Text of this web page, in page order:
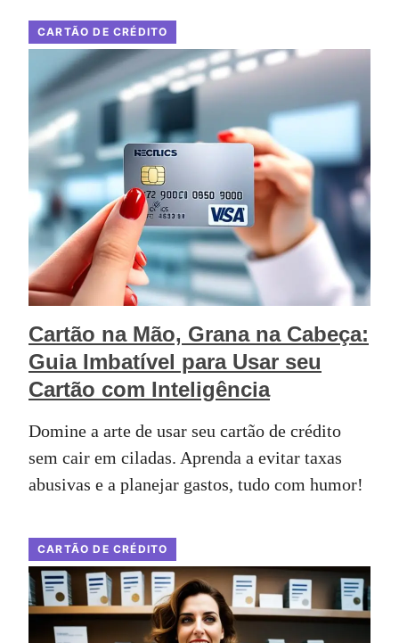
CARTÃO DE CRÉDITO
Cartão na Mão, Grana na Cabeça:
Guia Imbatível para Usar seu
Cartão com Inteligência
Domine a arte de usar seu cartão de crédito
sem cair em ciladas. Aprenda a evitar taxas
abusivas e a planejar gastos, tudo com humor!
CARTÃO DE CRÉDITO